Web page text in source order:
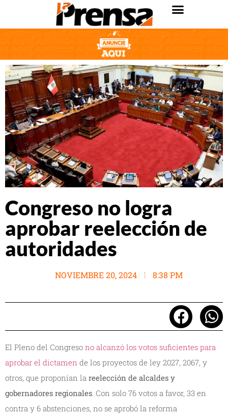
Congreso no logra
aprobar reelección de
autoridades
NOVIEMBRE 20, 2024 8:38 PM
El Pleno del Congreso no alcanzó los votos suficientes para
aprobar el dictamen de los proyectos de ley 2027, 2067, y
otros, que proponían la reelección de alcaldes y
gobernadores regionales. Con solo 76 votos a favor, 33 en
contra y 6 abstenciones, no se aprobó la reforma